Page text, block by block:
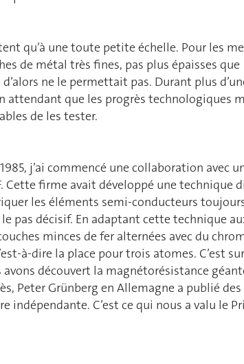
qu’à une toute petite échelle. Pour les
de métal très fines, pas plus épaisses que
ne le permettait pas. Durant plus
attendant que les progrès technologiques
de les tester.
j’ai commencé une collaboration avec
Cette firme avait développé une technique
les éléments semi-conducteurs
pas décisif. En adaptant cette technique
minces de fer alternées avec du
à-dire la place pour trois atomes. C’est
découvert la magnétorésistance
Peter Grünberg en Allemagne a publié des
C’est ce qui nous a valu le